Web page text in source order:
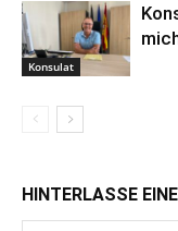
Konsulat
HINTERLASSE